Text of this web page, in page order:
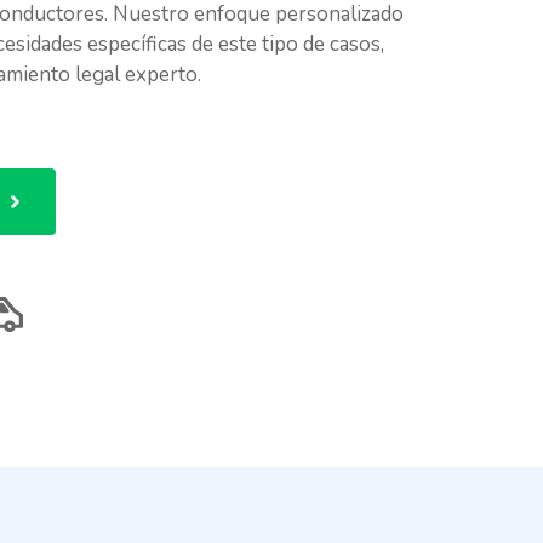
Nuestro enfoque personalizado
específicas de este tipo de casos,
legal experto.